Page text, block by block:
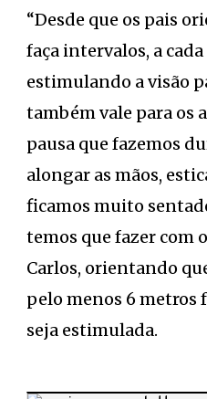
“Desde que os pais
faça intervalos, a
estimulando a visão
também vale para os
pausa que fazemos
alongar as mãos,
ficamos muito
temos que fazer com
Carlos, orientando
pelo menos 6 metros
seja estimulada.